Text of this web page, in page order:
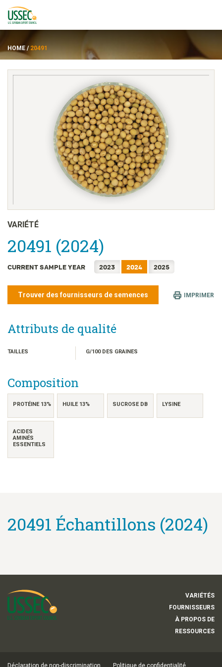
Fournisseurs
À propos de
ENGLISH
日本語
한국어
简体中文
繁體中文
TIẾNG VIỆT
HOME / 20491
VARIÉTÉ
20491 (2024)
CURRENT SAMPLE YEAR 2023 2024 2025
Trouver des fournisseurs de semences IMPRIMER
Attributs de qualité
TAILLES G/100 DES GRAINES
Composition
PROTÉINE 13% HUILE 13% SUCROSE DB LYSINE
ACIDES
AMINÉS
ESSENTIELS
20491 Échantillons (2024)
VARIÉTÉS
FOURNISSEURS
À PROPOS DE
RESSOURCES
Déclaration de non-discrimination Politique de confidentialité